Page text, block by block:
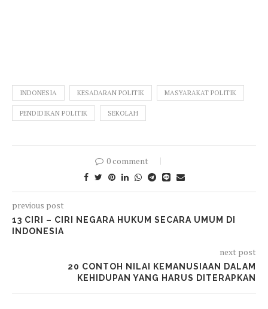
INDONESIA KESADARAN POLITIK MASYARAKAT POLITIK
PENDIDIKAN POLITIK SEKOLAH
0 comment
previous post
13 CIRI – CIRI NEGARA HUKUM SECARA UMUM DI
INDONESIA
next post
20 CONTOH NILAI KEMANUSIAAN DALAM
KEHIDUPAN YANG HARUS DITERAPKAN